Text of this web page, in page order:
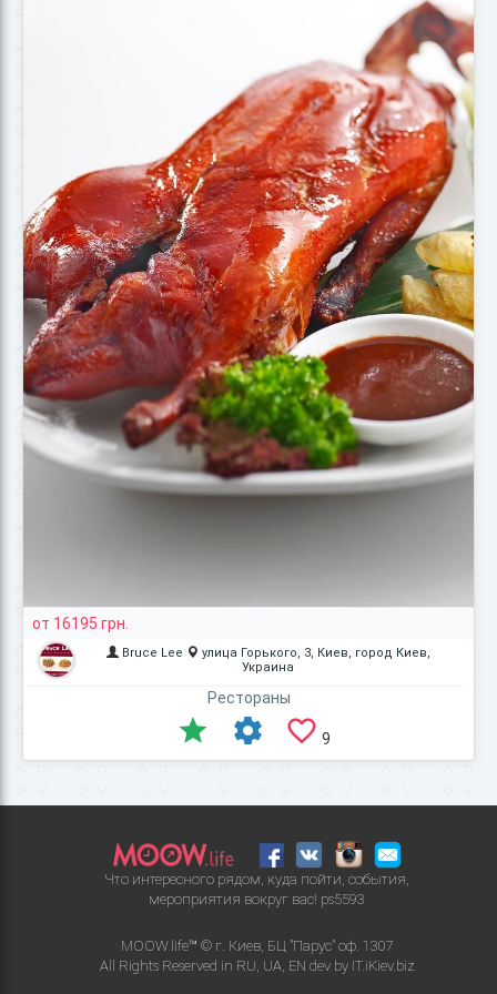
от 16195 грн.
Bruce Lee
улица Горького, 3, Киев, город Киев,
Украина
Рестораны
9
Что интересного рядом, куда пойти, события,
мероприятия вокруг вас! ps5593
MOOW.life™ © г. Киев, БЦ "Парус" оф. 1307
All Rights Reserved in RU, UA, EN dev by IT.iKiev.biz